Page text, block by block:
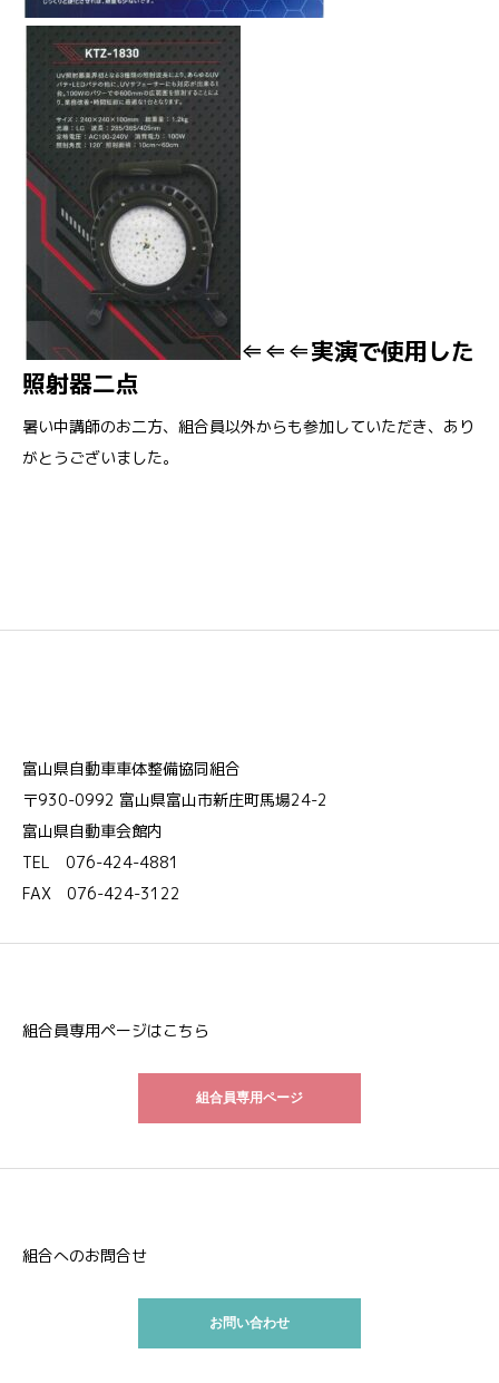
⇐⇐⇐実演で使用した
照射器二点
暑い中講師のお二方、組合員以外からも参加していただき、あり
がとうございました。
富山県自動車車体整備協同組合
〒930-0992 富山県富山市新庄町馬場24-2
富山県自動車会館内
TEL 076-424-4881
FAX 076-424-3122
組合員専用ページはこちら
組合員専用ページ
組合へのお問合せ
お問い合わせ